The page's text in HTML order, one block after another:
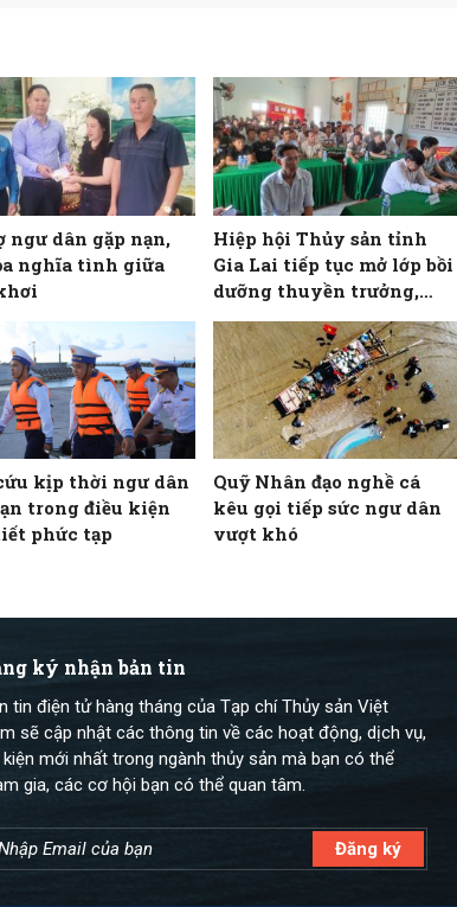
ngư dân gặp nạn,
nghĩa tình giữa
Hiệp hội Thủy sản tỉnh
Gia Lai tiếp tục mở lớp bồi
dưỡng thuyền trưởng,
máy trưởng tàu cá hạng II
cho ngư dân
kịp thời ngư dân
trong điều kiện
phức tạp
Quỹ Nhân đạo nghề cá
kêu gọi tiếp sức ngư dân
vượt khó
ký nhận bản tin
tin điện tử hàng tháng của Tạp chí Thủy sản Việt
sẽ cập nhật các thông tin về các hoạt động, dịch vụ,
mới nhất trong ngành thủy sản mà bạn có thể
gia, các cơ hội bạn có thể quan tâm.